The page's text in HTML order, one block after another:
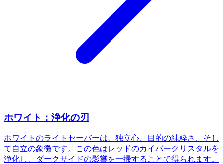
ホワイト：浄化の刃
ホワイトのライトセーバーは、独立心、目的の純粋さ、そし
て自立の象徴です。この色はレッドのカイバークリスタルを
浄化し、ダークサイドの影響を一掃することで得られます。